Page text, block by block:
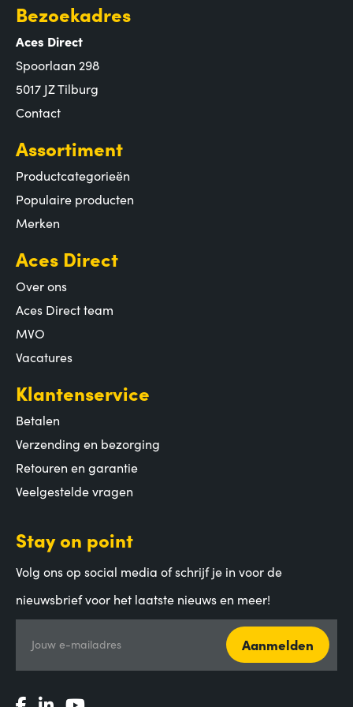
Bezoekadres
Aces Direct
Spoorlaan 298
5017 JZ Tilburg
Contact
Assortiment
Productcategorieën
Populaire producten
Merken
Aces Direct
Over ons
Aces Direct team
MVO
Vacatures
Klantenservice
Betalen
Verzending en bezorging
Retouren en garantie
Veelgestelde vragen
Stay on point
Volg ons op social media of schrijf je in voor de
nieuwsbrief voor het laatste nieuws en meer!
Jouw e-mailadres Aanmelden